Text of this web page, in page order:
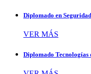
Diplomado en
VER MÁS
Diplomado Tecnologías